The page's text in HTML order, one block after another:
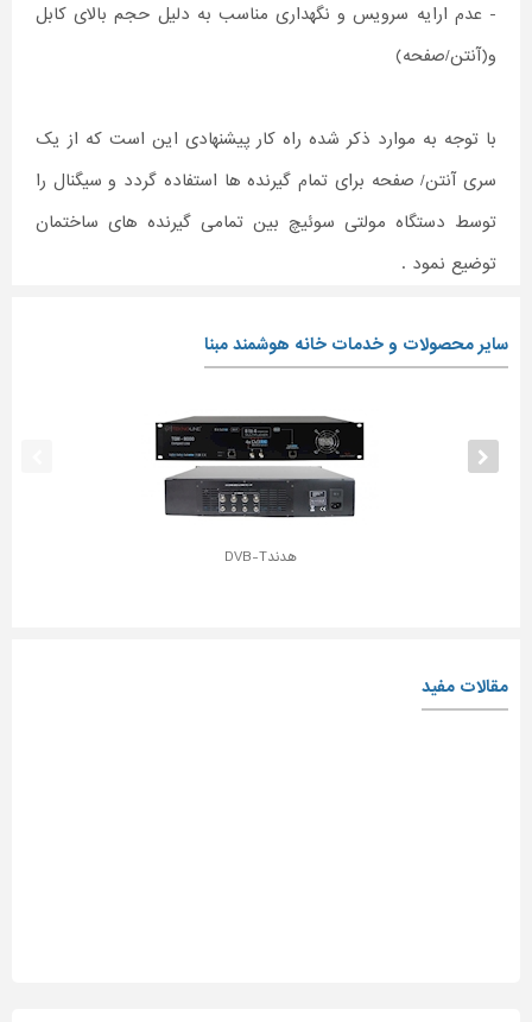
- عدم ارایه سرویس و نگهداری مناسب به دلیل حجم بالای کابل
و(آنتن/صفحه)
با توجه به موارد ذکر شده راه کار پیشنهادی این است که از یک
سری آنتن/ صفحه برای تمام گیرنده ها استفاده گردد و سیگنال را
توسط دستگاه مولتی سوئیچ بین تمامی گیرنده های ساختمان
توضیع نمود .
سایر محصولات و خدمات خانه هوشمند مبنا
هدندDVB-T
مقالات مفید